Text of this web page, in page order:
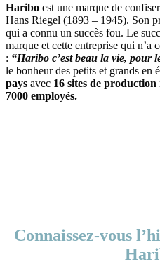
Haribo est une marque de
Hans Riegel (1893 – 1945). Son
qui a connu un succès fou. Le
marque et cette entreprise qui n’a
: “Haribo c’est beau la vie, pour
le bonheur des petits et grands en
pays avec 16 sites de production
7000 employés.
Connaissez-vous